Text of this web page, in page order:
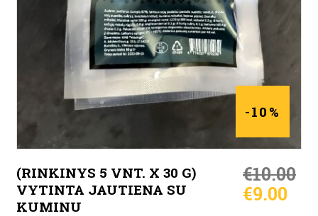
-10%
(RINKINYS 5 VNT. X 30 G)
VYTINTA JAUTIENA SU
KUMINU
€10.00
€9.00